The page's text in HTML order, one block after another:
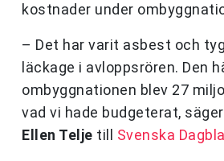
kostnader under
– Det har varit asbest och
läckage i avloppsrören. Den
ombyggnationen blev 27
vad vi hade budgeterat,
Ellen Telje till Svenska